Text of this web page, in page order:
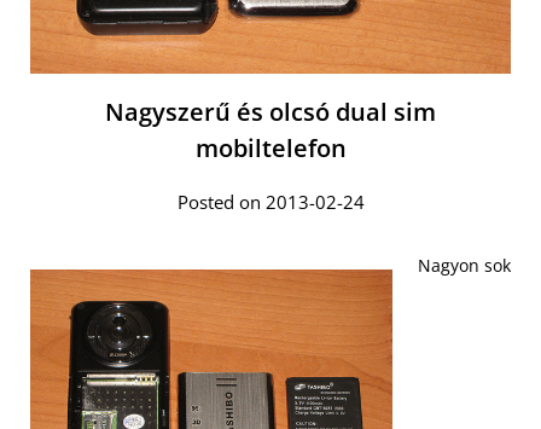
Nagyszerű és olcsó dual sim
mobiltelefon
Posted on 2013-02-24
Nagyon sok